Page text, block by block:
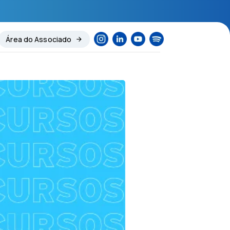
Área do Associado